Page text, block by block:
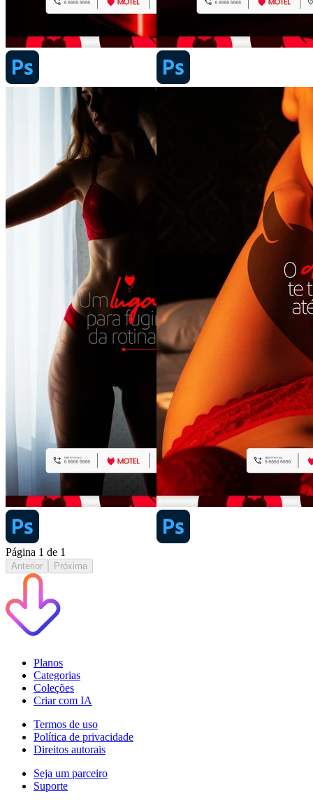
Página 1 de 1
Anterior Próxima
Planos
Categorias
Coleções
Criar com IA
Termos de uso
Política de privacidade
Direitos autorais
Seja um parceiro
Suporte